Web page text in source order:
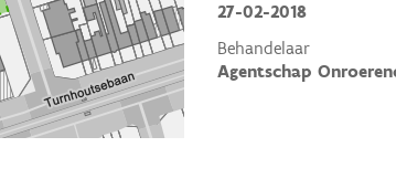
27-02-2018
Behandelaar
Agentschap